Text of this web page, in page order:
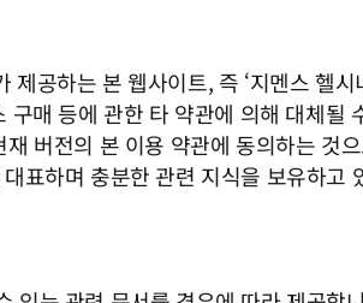
공하는 본 웹사이트, 즉 ‘지멘스 헬시
매 등에 관한 타 약관에 의해 대체될
버전의 본 이용 약관에 동의하는 것
표하며 충분한 관련 지식을 보유하고